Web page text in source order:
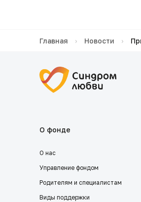
Главная › Новости ›
О фонде
О нас
Управление фондом
Родителям и специалистам
Виды поддержки